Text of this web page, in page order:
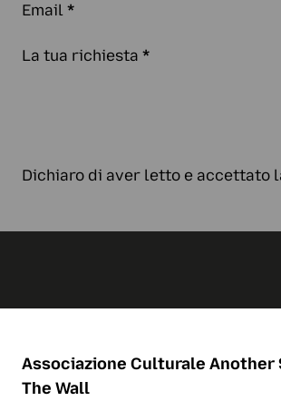
Email *
La tua richiesta *
Dichiaro di aver letto e accettato
Associazione Culturale Another
The Wall